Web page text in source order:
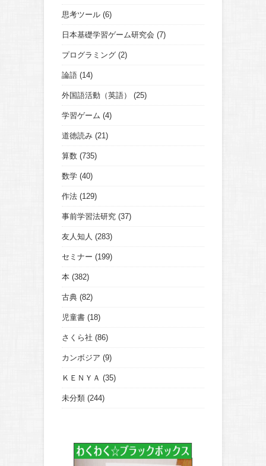
思考ツール (6)
日本基礎学習ゲーム研究会 (7)
プログラミング (2)
論語 (14)
外国語活動（英語） (25)
学習ゲーム (4)
道徳読み (21)
算数 (735)
数学 (40)
作法 (129)
事前学習法研究 (37)
友人知人 (283)
セミナー (199)
本 (382)
古典 (82)
児童書 (18)
さくら社 (86)
カンボジア (9)
ＫＥＮＹＡ (35)
未分類 (244)